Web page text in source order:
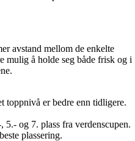
avstand mellom de enkelte
mulig å holde seg både frisk og i
er bedre enn tidligere.
5.- og 7. plass fra verdenscupen.
plassering.